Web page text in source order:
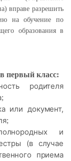
вправе разрешить
на обучение по
образования в
первый класс:
родителя
;
или документ,
;
и
(в случае
приема